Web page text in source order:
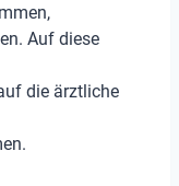
Auf diese
die ärztliche